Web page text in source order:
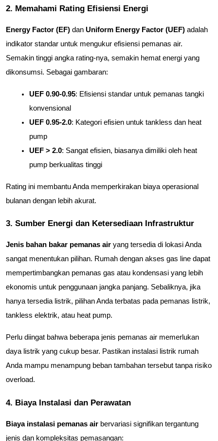
2. Memahami Rating Efisiensi Energi
Energy Factor (EF) dan Uniform Energy Factor (UEF) adalah
indikator standar untuk mengukur efisiensi pemanas air.
Semakin tinggi angka rating-nya, semakin hemat energi yang
dikonsumsi. Sebagai gambaran:
UEF 0.90-0.95: Efisiensi standar untuk pemanas tangki
konvensional
UEF 0.95-2.0: Kategori efisien untuk tankless dan heat
pump
UEF > 2.0: Sangat efisien, biasanya dimiliki oleh heat
pump berkualitas tinggi
Rating ini membantu Anda memperkirakan biaya operasional
bulanan dengan lebih akurat.
3. Sumber Energi dan Ketersediaan Infrastruktur
Jenis bahan bakar pemanas air yang tersedia di lokasi Anda
sangat menentukan pilihan. Rumah dengan akses gas line dapat
mempertimbangkan pemanas gas atau kondensasi yang lebih
ekonomis untuk penggunaan jangka panjang. Sebaliknya, jika
hanya tersedia listrik, pilihan Anda terbatas pada pemanas listrik,
tankless elektrik, atau heat pump.
Perlu diingat bahwa beberapa jenis pemanas air memerlukan
daya listrik yang cukup besar. Pastikan instalasi listrik rumah
Anda mampu menampung beban tambahan tersebut tanpa risiko
overload.
4. Biaya Instalasi dan Perawatan
Biaya instalasi pemanas air bervariasi signifikan tergantung
jenis dan kompleksitas pemasangan: